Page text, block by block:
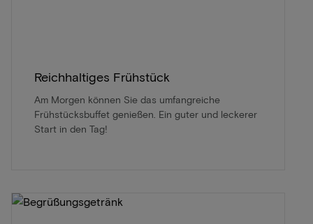
Reichhaltiges Frühstück
Am Morgen können Sie das umfangreiche
Frühstücksbuffet genießen. Ein guter und leckerer
Start in den Tag!